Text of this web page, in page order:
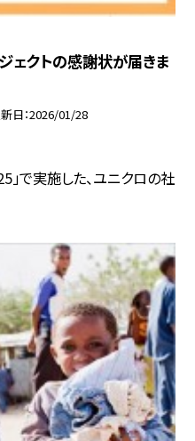
ェクトの感謝状が届きま
日 2026/01/28
」で実施した、ユニクロの社